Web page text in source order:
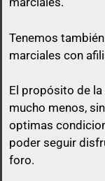
Tenemos
marciales con
El propósito de
mucho menos,
optimas
poder seguir
foro.